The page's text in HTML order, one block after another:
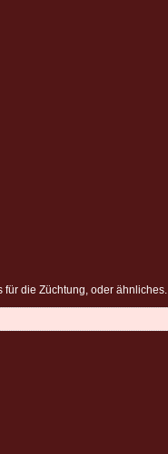
die Züchtung, oder ähnliches.